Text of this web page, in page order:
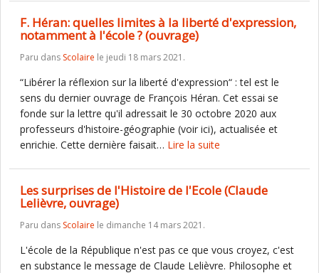
F. Héran: quelles limites à la liberté d'expression,
notamment à l'école ? (ouvrage)
Paru dans Scolaire le jeudi 18 mars 2021.
“Libérer la réflexion sur la liberté d'expression“ : tel est le
sens du dernier ouvrage de François Héran. Cet essai se
fonde sur la lettre qu'il adressait le 30 octobre 2020 aux
professeurs d'histoire-géographie (voir ici), actualisée et
enrichie. Cette dernière faisait… Lire la suite
Les surprises de l'Histoire de l'Ecole (Claude
Lelièvre, ouvrage)
Paru dans Scolaire le dimanche 14 mars 2021.
L'école de la République n'est pas ce que vous croyez, c'est
en substance le message de Claude Lelièvre. Philosophe et